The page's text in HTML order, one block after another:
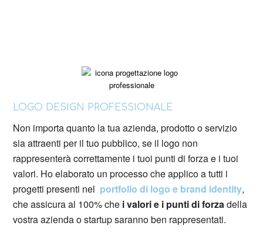
LOGO DESIGN PROFESSIONALE
Non importa quanto la tua azienda, prodotto o servizio
sia attraenti per il tuo pubblico, se il logo non
rappresenterà correttamente i tuoi punti di forza e i tuoi
valori. Ho elaborato un processo che applico a tutti i
progetti presenti nel portfolio di logo e brand identity,
che assicura al 100% che i valori e i punti di forzadella
vostra azienda o startup saranno ben rappresentati.